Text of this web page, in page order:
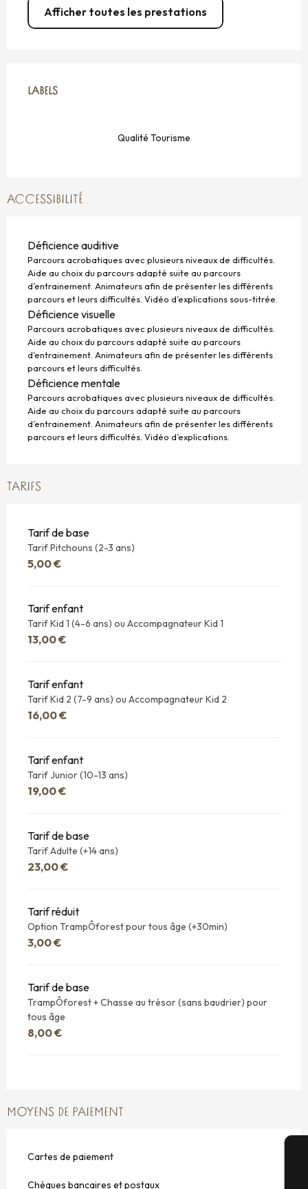
Afficher toutes les prestations
LABELS
LABELS
Qualité Tourisme
ACCESSIBILITÉ
Déficience auditive
Parcours acrobatiques avec plusieurs niveaux de difficultés.
Aide au choix du parcours adapté suite au parcours
d’entrainement. Animateurs afin de présenter les différents
parcours et leurs difficultés. Vidéo d’explications sous-titrée.
Déficience visuelle
Parcours acrobatiques avec plusieurs niveaux de difficultés.
Aide au choix du parcours adapté suite au parcours
d’entrainement. Animateurs afin de présenter les différents
parcours et leurs difficultés.
Déficience mentale
Parcours acrobatiques avec plusieurs niveaux de difficultés.
Aide au choix du parcours adapté suite au parcours
d’entrainement. Animateurs afin de présenter les différents
parcours et leurs difficultés. Vidéo d’explications.
TARIFS
Tarif de base
Tarif Pitchouns (2-3 ans)
5,00 €
Tarif enfant
Tarif Kid 1 (4-6 ans) ou Accompagnateur Kid 1
13,00 €
Tarif enfant
Tarif Kid 2 (7-9 ans) ou Accompagnateur Kid 2
16,00 €
Tarif enfant
Tarif Junior (10-13 ans)
19,00 €
Tarif de base
Tarif Adulte (+14 ans)
23,00 €
Tarif réduit
Option TrampÔforest pour tous âge (+30min)
3,00 €
Tarif de base
TrampÔforest + Chasse au trésor (sans baudrier) pour
tous âge
8,00 €
MOYENS DE PAIEMENT
Cartes de paiement
Chèques bancaires et postaux